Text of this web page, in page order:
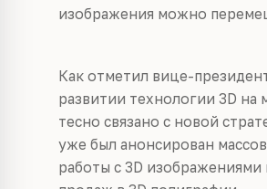
изображения можно
Как отметил вице-
развитии технологии 3D на
тесно связано с новой
уже был анонсирован
работы с 3D